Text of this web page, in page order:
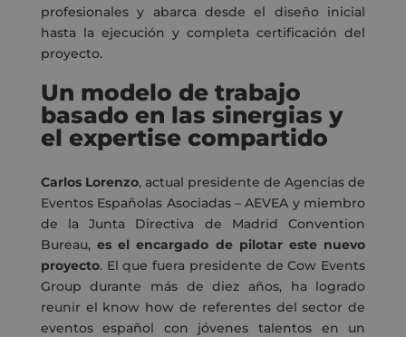
profesionales y abarca desde el diseño inicial
hasta la ejecución y completa certificación del
proyecto.
Un modelo de trabajo
basado en las sinergias y
el expertise compartido
Carlos Lorenzo, actual presidente de Agencias de
Eventos Españolas Asociadas – AEVEA y miembro
de la Junta Directiva de Madrid Convention
Bureau, es el encargado de pilotar este nuevo
proyecto. El que fuera presidente de Cow Events
Group durante más de diez años, ha logrado
reunir el know how de referentes del sector de
eventos español con jóvenes talentos en un